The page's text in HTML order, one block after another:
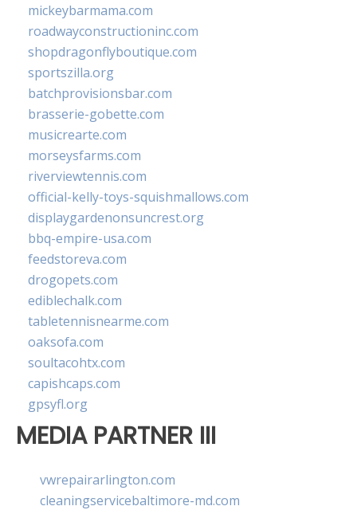
mickeybarmama.com
roadwayconstructioninc.com
shopdragonflyboutique.com
sportszilla.org
batchprovisionsbar.com
brasserie-gobette.com
musicrearte.com
morseysfarms.com
riverviewtennis.com
official-kelly-toys-squishmallows.com
displaygardenonsuncrest.org
bbq-empire-usa.com
feedstoreva.com
drogopets.com
ediblechalk.com
tabletennisnearme.com
oaksofa.com
soultacohtx.com
capishcaps.com
gpsyfl.org
MEDIA PARTNER III
vwrepairarlington.com
cleaningservicebaltimore-md.com